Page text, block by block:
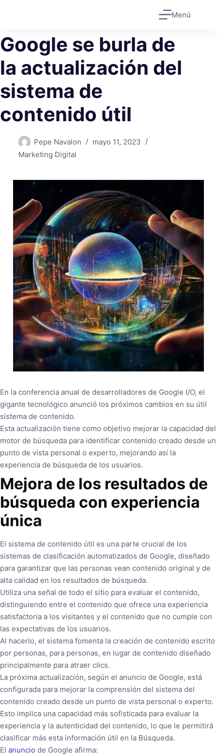
Menú
Google se burla de
la actualización del
sistema de
contenido útil
Pepe Navalon
mayo 11, 2023
Marketing Digital
En la conferencia anual de desarrolladores de Google I/O, el
gigante tecnológico anunció los próximos cambios en su útil
sistema de contenido.
Esta actualización tiene como objetivo mejorar la capacidad del
motor de búsqueda para identificar contenido creado desde un
punto de vista personal o experto, mejorando así la
experiencia de búsqueda de los usuarios.
Mejora de los resultados de
búsqueda con experiencia
única
El sistema de contenido útil es una parte crucial de los
sistemas de clasificación automatizados de Google, diseñado
para garantizar que las personas vean contenido original y de
alta calidad en los resultados de búsqueda.
Utiliza una señal de todo el sitio para evaluar el contenido,
distinguiendo entre el contenido que ofrece una experiencia
satisfactoria a los visitantes y el contenido que no cumple con
las expectativas de los usuarios.
Al hacerlo, el sistema fomenta la creación de contenido escrito
por personas, para personas, en lugar de contenido diseñado
principalmente para atraer clics.
La próxima actualización, según el anuncio de Google, está
configurada para mejorar la comprensión del sistema del
contenido creado desde un punto de vista personal o experto.
Esto implica una capacidad más sofisticada para evaluar la
experiencia y la autenticidad del contenido, lo que le permitirá
clasificar más esta información útil en la Búsqueda.
El anuncio de Google afirma: